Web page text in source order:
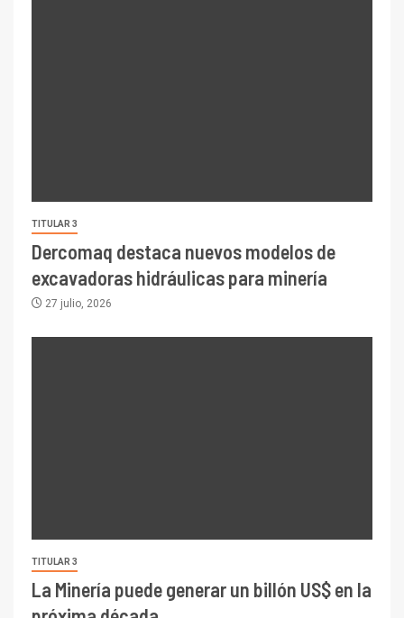
TITULAR 3
Dercomaq destaca nuevos modelos de
excavadoras hidráulicas para minería
27 julio, 2026
TITULAR 3
La Minería puede generar un billón US$ en la